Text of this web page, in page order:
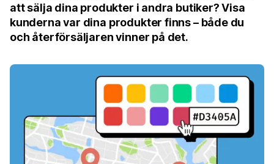
att sälja dina produkter i andra butiker? Visa
kunderna var dina produkter finns – både du
och återförsäljaren vinner på det.